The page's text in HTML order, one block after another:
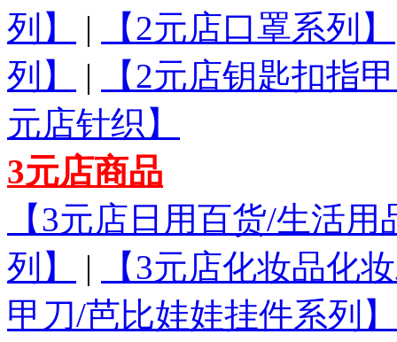
列】
| 【2元店口罩系列】
列】
|
【2元店钥匙扣指
元店针织】
3元店商品
【3元店日用百货/生活
列】
|
【3元店化妆品化
甲刀/芭比娃娃挂件系列】